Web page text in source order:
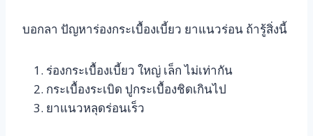
บอกลา ปัญหาร่องกระเบื้องเบี้ยว ยาแนวร่อน ถ้ารู้สิ่งนี้
ร่องกระเบื้องเบี้ยว ใหญ่ เล็ก ไม่เท่ากัน
กระเบื้องระเบิด ปูกระเบื้องชิดเกินไป
ยาแนวหลุดร่อนเร็ว